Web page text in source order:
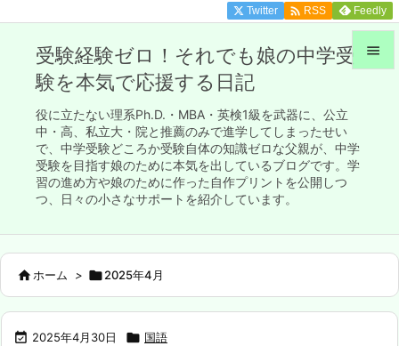
受験経験ゼロ！それでも娘の中学受
験を本気で応援する日記
役に立たない理系Ph.D.・MBA・英検1級を武器に、公立
中・高、私立大・院と推薦のみで進学してしまったせい
で、中学受験どころか受験自体の知識ゼロな父親が、中学
受験を目指す娘のために本気を出しているブログです。学
習の進め方や娘のために作った自作プリントを公開しつ
つ、日々の小さなサポートを紹介しています。

Twitter  RSS Feedly
ホーム > 2025年4月
 2025年4月30日  国語